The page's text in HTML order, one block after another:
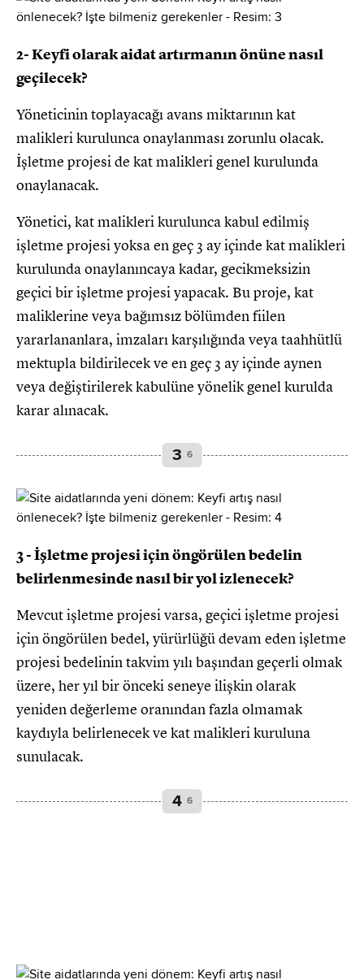
2- Keyfi olarak aidat artırmanın önüne nasıl
geçilecek?
Yöneticinin toplayacağı avans miktarının kat
malikleri kurulunca onaylanması zorunlu olacak.
İşletme projesi de kat malikleri genel kurulunda
onaylanacak.
Yönetici, kat malikleri kurulunca kabul edilmiş
işletme projesi yoksa en geç 3 ay içinde kat malikleri
kurulunda onaylanıncaya kadar, gecikmeksizin
geçici bir işletme projesi yapacak. Bu proje, kat
maliklerine veya bağımsız bölümden fiilen
yararlananlara, imzaları karşılığında veya taahhütlü
mektupla bildirilecek ve en geç 3 ay içinde aynen
veya değiştirilerek kabulüne yönelik genel kurulda
karar alınacak.
3 6
3 - İşletme projesi için öngörülen bedelin
belirlenmesinde nasıl bir yol izlenecek?
Mevcut işletme projesi varsa, geçici işletme projesi
için öngörülen bedel, yürürlüğü devam eden işletme
projesi bedelinin takvim yılı başından geçerli olmak
üzere, her yıl bir önceki seneye ilişkin olarak
yeniden değerleme oranından fazla olmamak
kaydıyla belirlenecek ve kat malikleri kuruluna
sunulacak.
4 6